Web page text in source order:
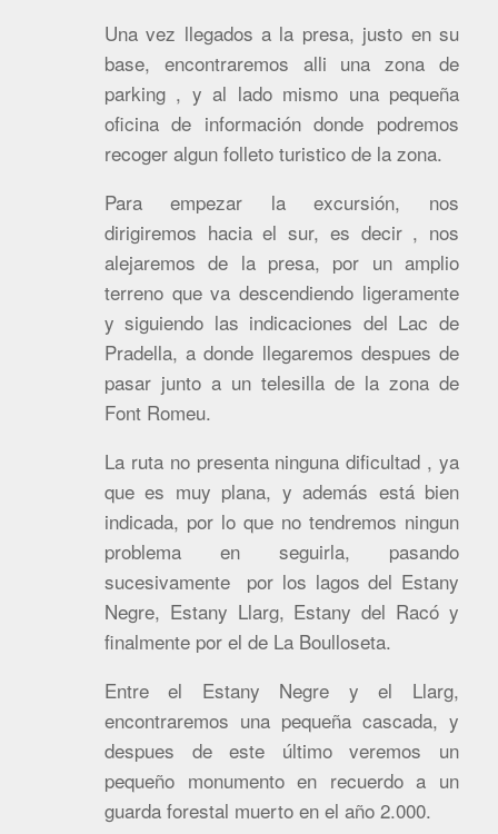
Una vez llegados a la presa, justo en su
base, encontraremos alli una zona de
parking , y al lado mismo una pequeña
oficina de información donde podremos
recoger algun folleto turistico de la zona.
Para empezar la excursión, nos
dirigiremos hacia el sur, es decir , nos
alejaremos de la presa, por un amplio
terreno que va descendiendo ligeramente
y siguiendo las indicaciones del Lac de
Pradella, a donde llegaremos despues de
pasar junto a un telesilla de la zona de
Font Romeu.
La ruta no presenta ninguna dificultad , ya
que es muy plana, y además está bien
indicada, por lo que no tendremos ningun
problema en seguirla, pasando
sucesivamente por los lagos del Estany
Negre, Estany Llarg, Estany del Racó y
finalmente por el de La Boulloseta.
Entre el Estany Negre y el Llarg,
encontraremos una pequeña cascada, y
despues de este último veremos un
pequeño monumento en recuerdo a un
guarda forestal muerto en el año 2.000.